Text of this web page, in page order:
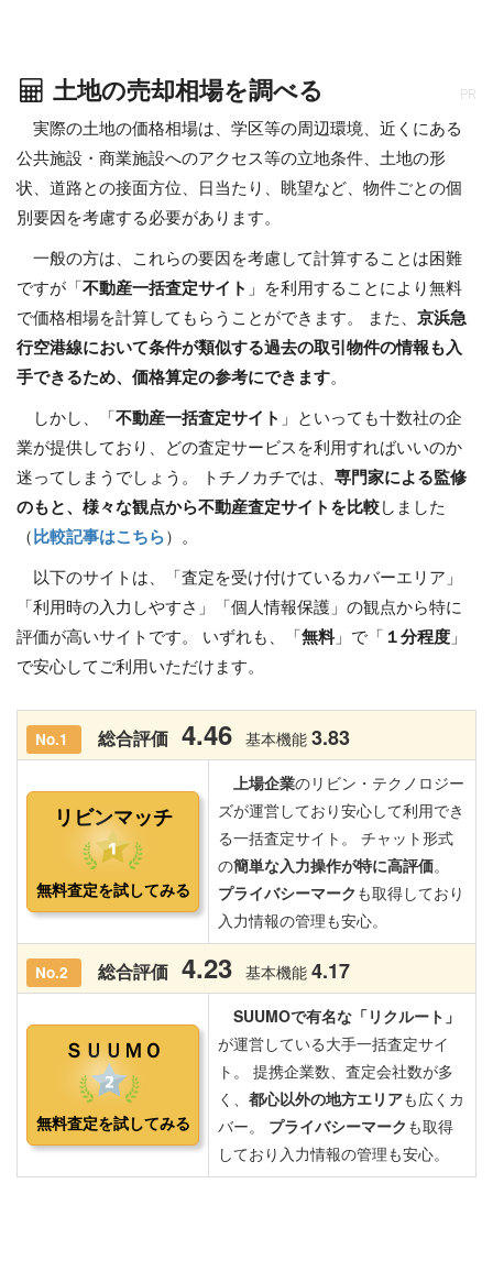
土地の売却相場を調べる PR
実際の土地の価格相場は、学区等の周辺環境、近くにある
公共施設・商業施設へのアクセス等の立地条件、土地の形
状、道路との接面方位、日当たり、眺望など、物件ごとの個
別要因を考慮する必要があります。
一般の方は、これらの要因を考慮して計算することは困難
ですが「 不動産一括査定サイト 」を利用することにより無料
で価格相場を計算してもらうことができます。 また、 京浜急
行空港線において条件が類似する過去の取引物件の情報も入
手できるため、価格算定の参考にできます。
しかし、「 不動産一括査定サイト 」といっても十数社の企
業が提供しており、どの査定サービスを利用すればいいのか
迷ってしまうでしょう。 トチノカチでは、 専門家による監修
のもと、様々な観点から不動産査定サイトを比較 しました
（ 比較記事はこちら ）。
以下のサイトは、「査定を受け付けているカバーエリア」
「利用時の入力しやすさ」「個人情報保護」の観点から特に
評価が高いサイトです。 いずれも、「 無料」で「 １分程度 」
で安心してご利用いただけます。